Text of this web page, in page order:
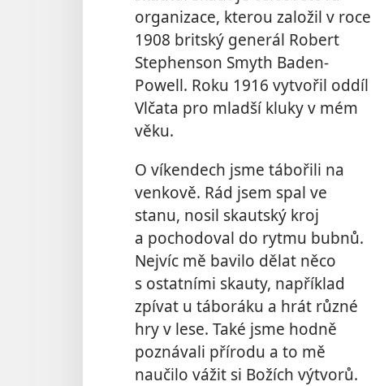
organizace, kterou založil v roce
1908 britský generál Robert
Stephenson Smyth Baden-
Powell. Roku 1916 vytvořil oddíl
Vlčata pro mladší kluky v mém
věku.
O víkendech jsme tábořili na
venkově. Rád jsem spal ve
stanu, nosil skautský kroj
a pochodoval do rytmu bubnů.
Nejvíc mě bavilo dělat něco
s ostatními skauty, například
zpívat u táboráku a hrát různé
hry v lese. Také jsme hodně
poznávali přírodu a to mě
naučilo vážit si Božích výtvorů.